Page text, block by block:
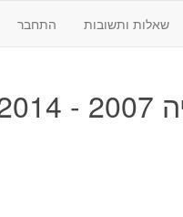
שאלות ותשובות התחבר